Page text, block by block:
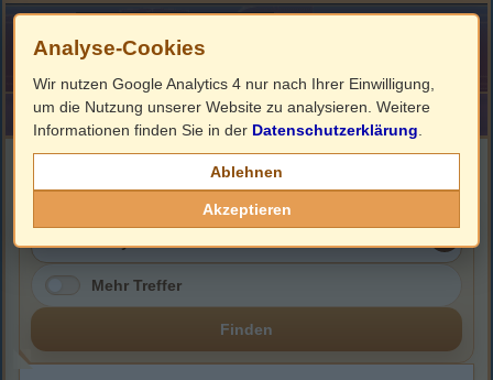
HOME ImpressumLinks
Mehr Treffer
Finden
Analyse-Cookies
Wir nutzen Google Analytics 4 nur nach Ihrer Einwilligung,
um die Nutzung unserer Website zu analysieren. Weitere
Informationen finden Sie in der Datenschutzerklärung
Ablehnen
Akzeptieren